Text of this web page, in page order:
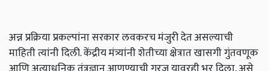
अन्न प्रक्रिया प्रकल्पांना सरकार लवकरच मंजुरी देत ​​असल्याची
माहिती त्यांनी दिली. केंद्रीय मंत्र्यांनी शेतीच्या क्षेत्रात खासगी गुंतवणूक